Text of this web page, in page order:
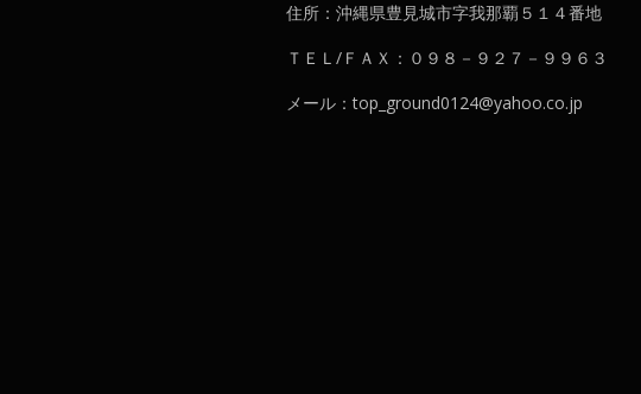
住所：沖縄県豊見城市字我那覇５１４番地
ＴＥＬ/ＦＡＸ：０９８－９２７－９９６３
メール：top_ground0124@yahoo.co.jp